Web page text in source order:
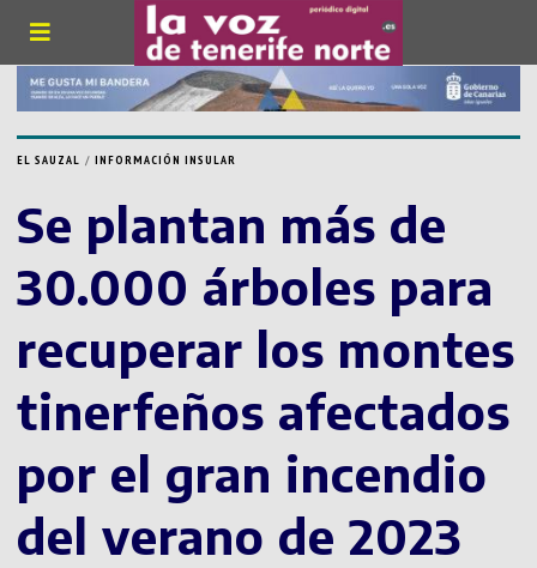
EL SAUZAL / INFORMACIÓN INSULAR
Se plantan más de
30.000 árboles para
recuperar los montes
tinerfeños afectados
por el gran incendio
del verano de 2023